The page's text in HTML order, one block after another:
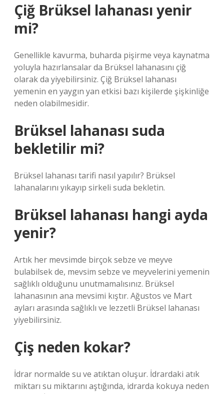
Çiğ Brüksel lahanası yenir
mi?
Genellikle kavurma, buharda pişirme veya kaynatma
yoluyla hazırlansalar da Brüksel lahanasını çiğ
olarak da yiyebilirsiniz. Çiğ Brüksel lahanası
yemenin en yaygın yan etkisi bazı kişilerde şişkinliğe
neden olabilmesidir.
Brüksel lahanası suda
bekletilir mi?
Brüksel lahanası tarifi nasıl yapılır? Brüksel
lahanalarını yıkayıp sirkeli suda bekletin.
Brüksel lahanası hangi ayda
yenir?
Artık her mevsimde birçok sebze ve meyve
bulabilsek de, mevsim sebze ve meyvelerini yemenin
sağlıklı olduğunu unutmamalısınız. Brüksel
lahanasının ana mevsimi kıştır. Ağustos ve Mart
ayları arasında sağlıklı ve lezzetli Brüksel lahanası
yiyebilirsiniz.
Çiş neden kokar?
İdrar normalde su ve atıktan oluşur. İdrardaki atık
miktarı su miktarını aştığında, idrarda kokuya neden